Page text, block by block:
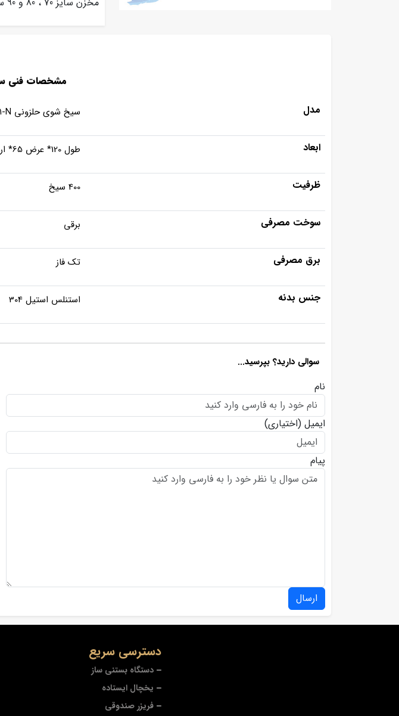
مشخصات فنی
مدل
سیخ شوی حلزونی SS01-N
ابعاد طول 120* عرض 65* ارتفاع 80
ظرفیت 400 سیخ
سوخت مصرفی برقی
برق مصرفی تک فاز
جنس بدنه استنلس استیل 304
سوالی دارید؟ بپرسید...
نام
ایمیل (اختیاری)
پیام
ارسال
دسترسی سریع
دستگاه بستنی ساز
یخچال ایستاده
فریزر صندوقی